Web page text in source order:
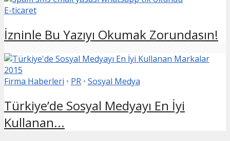
E-ticaret
İzninle Bu Yazıyı Okumak Zorundasın!
Firma Haberleri • PR • Sosyal Medya
Türkiye’de Sosyal Medyayı En İyi
Kullanan...